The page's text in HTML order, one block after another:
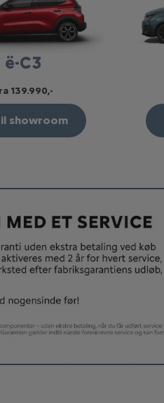
ë-C3
139.990,-
showroom